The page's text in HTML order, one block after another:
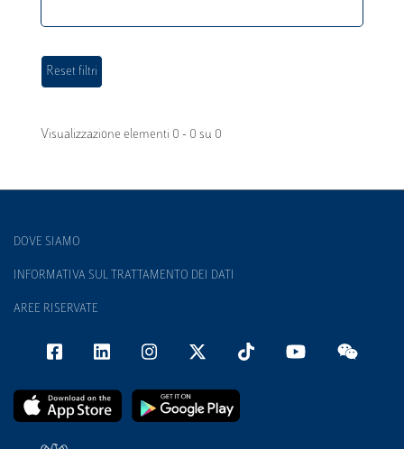
Visualizzazione elementi 0 - 0 su 0
DOVE SIAMO
INFORMATIVA SUL TRATTAMENTO DEI DATI
AREE RISERVATE